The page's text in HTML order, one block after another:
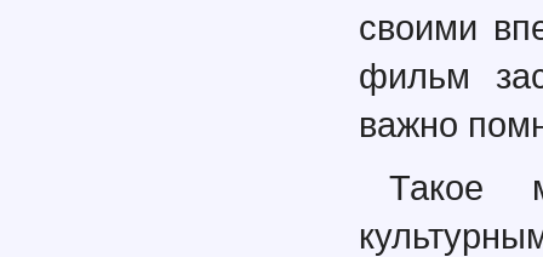
своими
фильм
важно
Такое